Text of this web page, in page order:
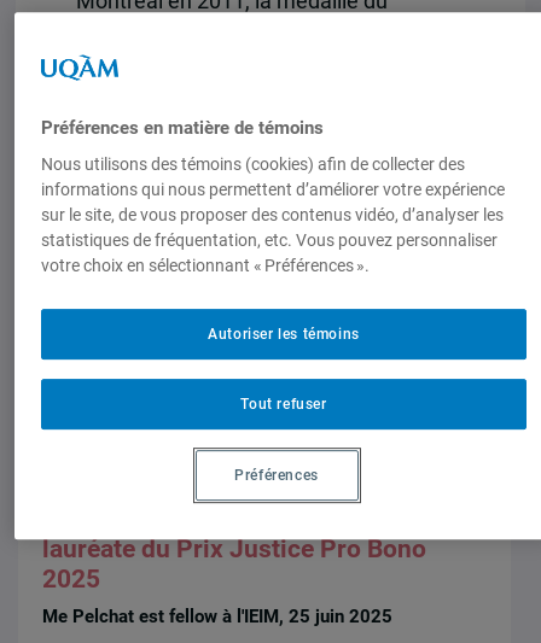
Condorcet-Dessaules 2012 décerné par
christiane.pelchat@gmail.com
Publications et activités
lauréate du Prix Justice Pro Bono
2025
Me Pelchat est fellow à l'IEIM, 25 juin 2025
Préférences en matière de témoins
Nous utilisons des témoins (cookies) afin de collecter des
informations qui nous permettent d’améliorer votre expérience
sur le site, de vous proposer des contenus vidéo, d’analyser les
statistiques de fréquentation, etc. Vous pouvez personnaliser
votre choix en sélectionnant « Préférences ».
Tout refuser
Autoriser les témoins
Préférences